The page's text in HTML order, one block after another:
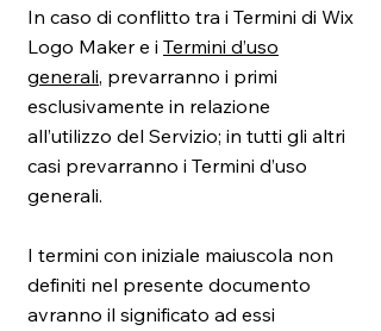
In caso di conflitto tra i Termini di Wix
Logo Maker e i Termini d’uso
generali, prevarranno i primi
esclusivamente in relazione
all’utilizzo del Servizio; in tutti gli altri
casi prevarranno i Termini d’uso
generali.
I termini con iniziale maiuscola non
definiti nel presente documento
avranno il significato ad essi